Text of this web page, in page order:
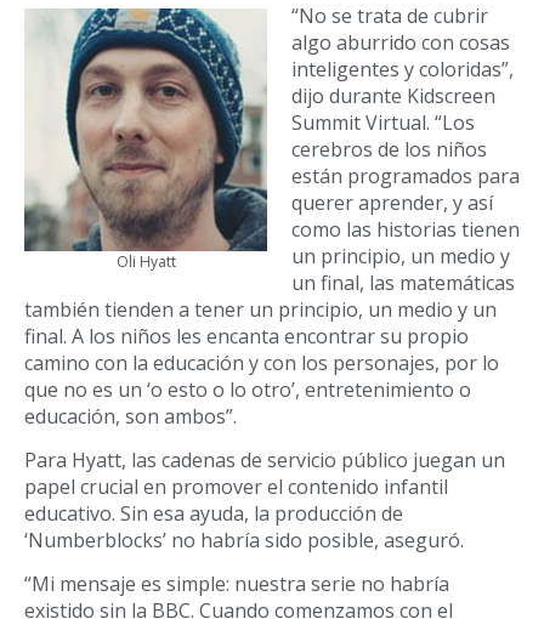
Oli Hyatt
“No se trata de cubrir
algo aburrido con cosas
inteligentes y coloridas”,
dijo durante Kidscreen
Summit Virtual. “Los
cerebros de los niños
están programados para
querer aprender, y así
como las historias tienen
un principio, un medio y
un final, las matemáticas
también tienden a tener un principio, un medio y un
final. A los niños les encanta encontrar su propio
camino con la educación y con los personajes, por lo
que no es un ‘o esto o lo otro’, entretenimiento o
educación, son ambos”.
Para Hyatt, las cadenas de servicio público juegan un
papel crucial en promover el contenido infantil
educativo. Sin esa ayuda, la producción de
‘Numberblocks’ no habría sido posible, aseguró.
“Mi mensaje es simple: nuestra serie no habría
existido sin la BBC. Cuando comenzamos con el